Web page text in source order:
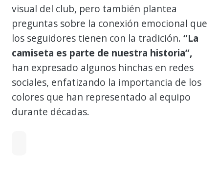
visual del club, pero también plantea
preguntas sobre la conexión emocional que
los seguidores tienen con la tradición. “La
camiseta es parte de nuestra historia”,
han expresado algunos hinchas en redes
sociales, enfatizando la importancia de los
colores que han representado al equipo
durante décadas.